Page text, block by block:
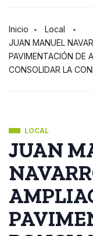
Inicio
Local
JUAN MANUEL
PAVIMENTACIÓN DE
CONSOLIDAR LA
LOCAL
JUAN